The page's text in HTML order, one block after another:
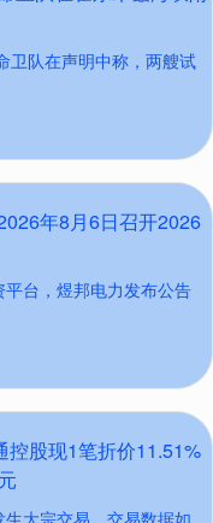
卫队在声明中称，两艘试
年8月6日召开2026
台，煜邦电力发布公告
控股现1笔折价11.51%
大宗交易，交易数据如